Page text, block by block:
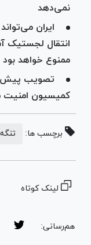
نمی‌دهد
ایران
انتقال لجستیک
ممنوع خواهد بود
تصویب
کمیسیون
برچسب ها:
لینک کوتاه
هم‌رسانی: